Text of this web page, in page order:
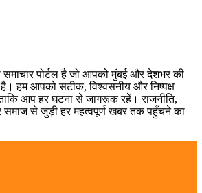
समाचार पोर्टल है जो आपको मुंबई और देशभर की
हम आपको सटीक, विश्वसनीय और निष्पक्ष
आप हर घटना से जागरूक रहें। राजनीति,
समाज से जुड़ी हर महत्वपूर्ण खबर तक पहुँचने का